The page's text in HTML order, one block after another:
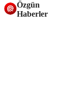
Özgün
Haberler